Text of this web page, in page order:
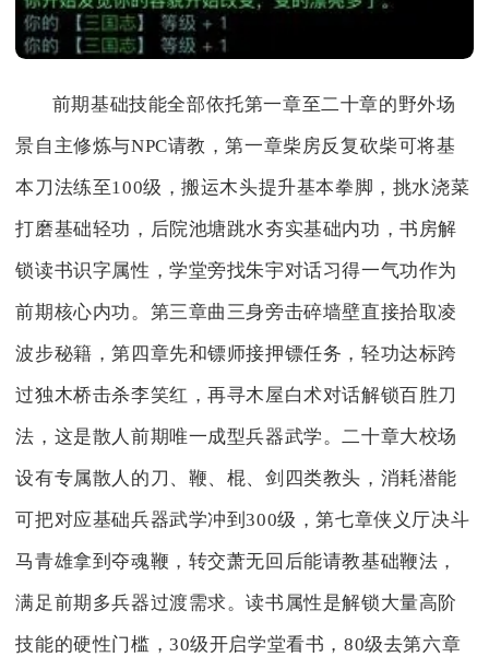
前期基础技能全部依托第一章至二十章的野外场
景自主修炼与NPC请教，第一章柴房反复砍柴可将基
本刀法练至100级，搬运木头提升基本拳脚，挑水浇菜
打磨基础轻功，后院池塘跳水夯实基础内功，书房解
锁读书识字属性，学堂旁找朱宇对话习得一气功作为
前期核心内功。第三章曲三身旁击碎墙壁直接拾取凌
波步秘籍，第四章先和镖师接押镖任务，轻功达标跨
过独木桥击杀李笑红，再寻木屋白术对话解锁百胜刀
法，这是散人前期唯一成型兵器武学。二十章大校场
设有专属散人的刀、鞭、棍、剑四类教头，消耗潜能
可把对应基础兵器武学冲到300级，第七章侠义厅决斗
马青雄拿到夺魂鞭，转交萧无回后能请教基础鞭法，
满足前期多兵器过渡需求。读书属性是解锁大量高阶
技能的硬性门槛，30级开启学堂看书，80级去第六章